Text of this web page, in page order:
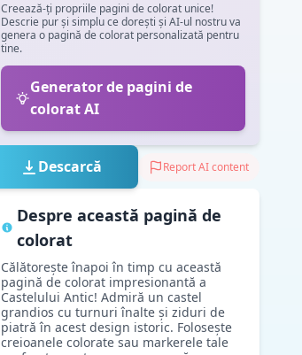
Creează-ți propriile pagini de colorat unice!
Descrie pur și simplu ce dorești și AI-ul nostru va
genera o pagină de colorat personalizată pentru
tine.
Generator de pagini de
colorat AI
Descarcă Report AI content
Despre această pagină de
colorat
Călătorește înapoi în timp cu această
pagină de colorat impresionantă a
Castelului Antic! Admiră un castel
grandios cu turnuri înalte și ziduri de
piatră în acest design istoric. Folosește
creioanele colorate sau markerele tale